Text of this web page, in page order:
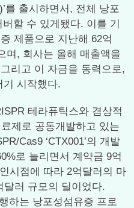
를 출시하면서, 전체 낭포
할 수 있게됐다. 이를 기
제품으로 지난해 62억
며, 회사는 올해 매출액을
리고 이 자금을 동력으로,
기 시작했다.
테라퓨틱스와 겸상적
제로 공동개발하고 있는
Cas9 ‘CTX001’의 개발
로 늘리면서 계약금 9억
시점에 따라 2억달러의 마
달러 규모의 딜이었다.
하는 낭포성섬유증 프로